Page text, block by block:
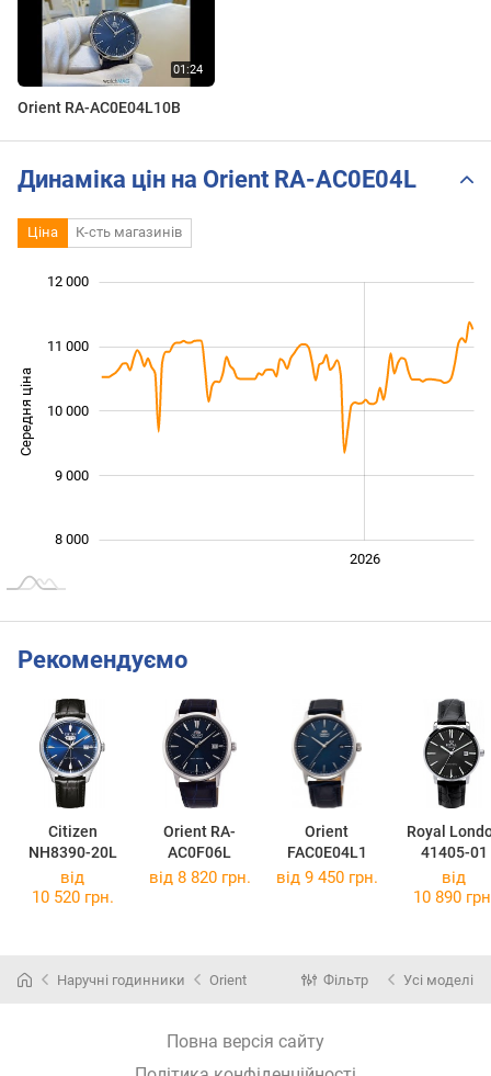
Orient RA-AC0E04L10B
Динаміка цін на Orient RA-AC0E04L
Ціна К-сть магазинів
Середня ціна 10 000
8 000
9 000
10 000
11 000
12 000
2026
Рекомендуємо
Citizen
NH8390-20L
Orient RA-
AC0F06L
Orient
FAC0E04L1
Royal
41405-01
від
10 520 грн.
від 8 820 грн. від 9 450 грн.
від
10 890
Наручні годинники Orient Фільтр Усі моделі
Повна версія сайту